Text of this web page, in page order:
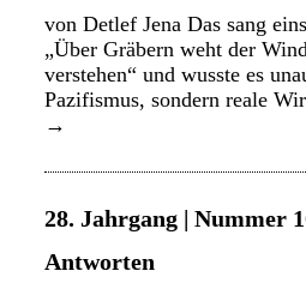
von Detlef Jena Das sang
„Über Gräbern weht der
verstehen“ und wusste es
Pazifismus, sondern reale
→
28. Jahrgang | Nummer
Antworten